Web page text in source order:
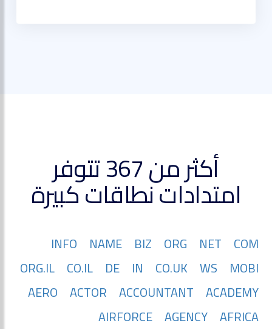
أكثر من 367 تتوفر
امتدادات نطاقات كبيرة
COM
NET
ORG
BIZ
NAME
INFO
MOBI
WS
CO.UK
IN
DE
CO.IL
ORG.IL
ACADEMY
ACCOUNTANT
ACTOR
AERO
AFRICA
AGENCY
AIRFORCE